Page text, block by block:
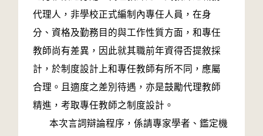
代理人，非學校正式編制內專任人員，在身
分、資格及勤務目的與工作性質方面，和專任
教師尚有差異，因此就其職前年資得否提敘採
計，於制度設計上和專任教師有所不同，應屬
合理。且適度之差別待遇，亦是鼓勵代理教師
精進，考取專任教師之制度設計。
本次言詞辯論程序，係請專家學者、鑑定機